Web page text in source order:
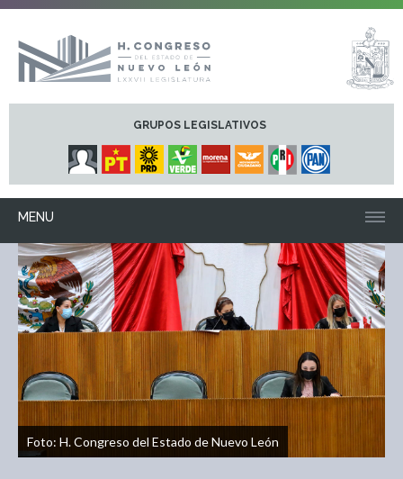
GRUPOS LEGISLATIVOS
MENU
Foto: H. Congreso del Estado de Nuevo León